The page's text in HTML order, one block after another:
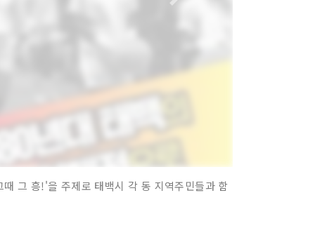
그 흥!'을 주제로 태백시 각 동 지역주민들과 함